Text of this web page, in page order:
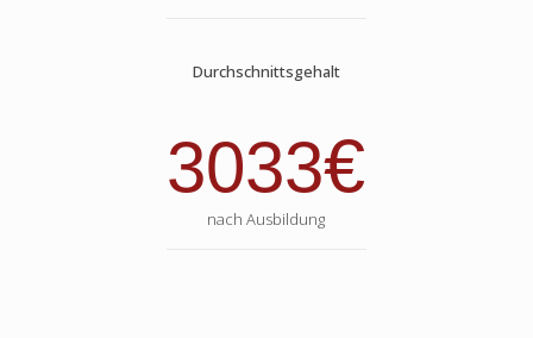
Durchschnittsgehalt
3033€
nach Ausbildung